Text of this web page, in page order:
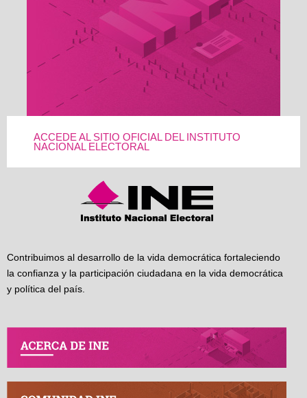
ACCEDE AL SITIO OFICIAL DEL INSTITUTO
NACIONAL ELECTORAL
Contribuimos al desarrollo de la vida democrática fortaleciendo
la confianza y la participación ciudadana en la vida democrática
y política del país.